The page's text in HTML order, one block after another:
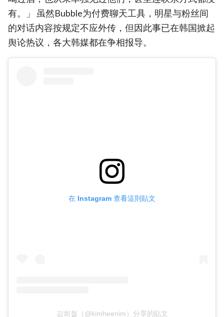
有。」 虽然Bubble为付费聊天工具，明星与粉丝间
的对话内容按规定不应外传，但因此事已在韩国掀起
舆论热议，各大韩媒都在争相报导。
在 Instagram 查看這則貼文
김희철（@kimheenim）分享的貼文